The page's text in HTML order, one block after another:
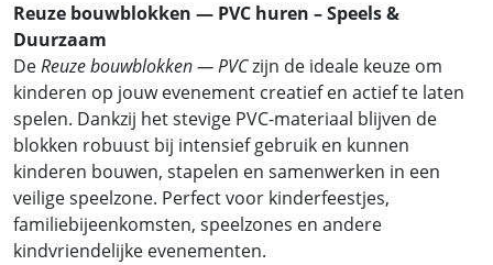
Reuze bouwblokken — PVC huren – Speels &
Duurzaam
DeReuze bouwblokken — PVCzijn de ideale keuze om
kinderen op jouw evenement creatief en actief te laten
spelen. Dankzij het stevige PVC-materiaal blijven de
blokken robuust bij intensief gebruik en kunnen
kinderen bouwen, stapelen en samenwerken in een
veilige speelzone. Perfect voor kinderfeestjes,
familiebijeenkomsten, speelzones en andere
kindvriendelijke evenementen.